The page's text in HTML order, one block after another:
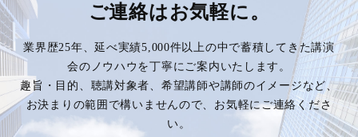
ご連絡はお気軽に。
業界歴25年、延べ実績5,000件以上の中で蓄積してきた講演
会のノウハウを丁寧にご案内いたします。
趣旨・目的、聴講対象者、希望講師や講師のイメージなど、
お決まりの範囲で構いませんので、お気軽にご連絡くださ
い。